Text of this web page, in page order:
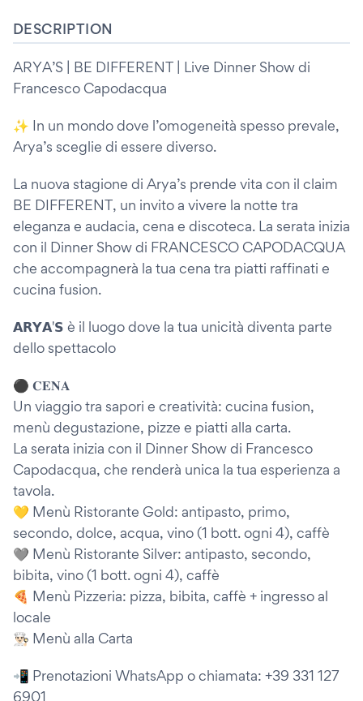
DESCRIPTION
ARYA’S | BE DIFFERENT | Live Dinner Show di
Francesco Capodacqua
✨ In un mondo dove l’omogeneità spesso prevale,
Arya’s sceglie di essere diverso.
La nuova stagione di Arya’s prende vita con il claim
BE DIFFERENT, un invito a vivere la notte tra
eleganza e audacia, cena e discoteca. La serata inizia
con il Dinner Show di FRANCESCO CAPODACQUA
che accompagnerà la tua cena tra piatti raffinati e
cucina fusion.
𝗔𝗥𝗬𝗔'𝗦 è il luogo dove la tua unicità diventa parte
dello spettacolo
⚫️ 𝐂𝐄𝐍𝐀
Un viaggio tra sapori e creatività: cucina fusion,
menù degustazione, pizze e piatti alla carta.
La serata inizia con il Dinner Show di Francesco
Capodacqua, che renderà unica la tua esperienza a
tavola.
💛 Menù Ristorante Gold: antipasto, primo,
secondo, dolce, acqua, vino (1 bott. ogni 4), caffè
🩶 Menù Ristorante Silver: antipasto, secondo,
bibita, vino (1 bott. ogni 4), caffè
🍕 Menù Pizzeria: pizza, bibita, caffè + ingresso al
locale
👨🏻‍🍳 Menù alla Carta
📲 Prenotazioni WhatsApp o chiamata: +39 331 127
6901